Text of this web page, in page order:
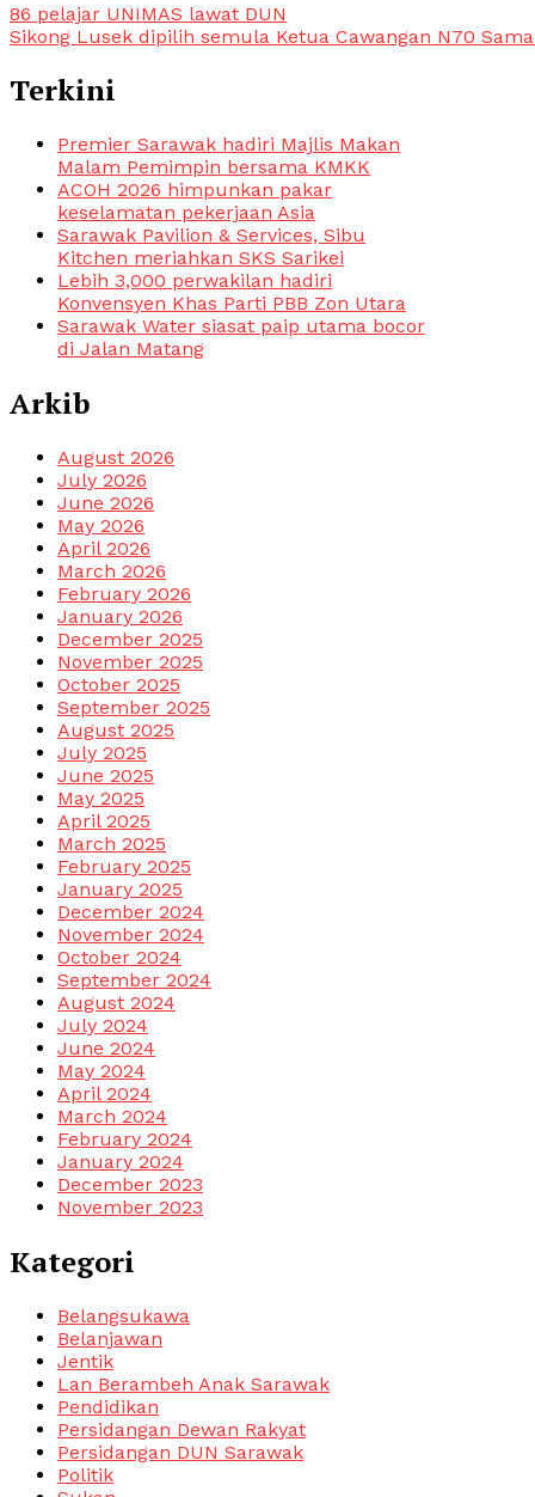
86 pelajar UNIMAS lawat DUN
Sikong Lusek dipilih semula Ketua Cawangan N70
Terkini
Premier Sarawak hadiri Majlis Makan
Malam Pemimpin bersama KMKK
ACOH 2026 himpunkan pakar
keselamatan pekerjaan Asia
Sarawak Pavilion & Services, Sibu
Kitchen meriahkan SKS Sarikei
Lebih 3,000 perwakilan hadiri
Konvensyen Khas Parti PBB Zon Utara
Sarawak Water siasat paip utama bocor
di Jalan Matang
Arkib
August 2026
July 2026
June 2026
May 2026
April 2026
March 2026
February 2026
January 2026
December 2025
November 2025
October 2025
September 2025
August 2025
July 2025
June 2025
May 2025
April 2025
March 2025
February 2025
January 2025
December 2024
November 2024
October 2024
September 2024
August 2024
July 2024
June 2024
May 2024
April 2024
March 2024
February 2024
January 2024
December 2023
November 2023
Kategori
Belangsukawa
Belanjawan
Jentik
Lan Berambeh Anak Sarawak
Pendidikan
Persidangan Dewan Rakyat
Persidangan DUN Sarawak
Politik